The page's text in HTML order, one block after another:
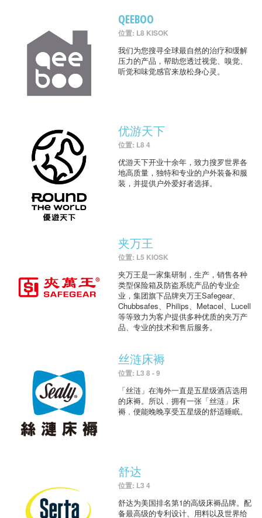
QEEBOO
位置: L8 KISOK
我们为您搜寻全球最自然的治疗和缓解
压力的产品，帮助您透过视觉、嗅觉、
听觉和味觉感官来放松身心灵。
优游天下
位置: L8 4
优游天下开业十余年，致力搜罗世界各
地高质量，独特和专业的户外装备和服
装，并提供户外爱好者选择。
夹万王
位置: L5 KIOSK
夹万王是一家集研制，生产，销售各种
类型保险箱及防盗系统产品的专业企
业，集团旗下品牌夹万王Safegear、
Chubbsafes、Philips、Metacel、Lucell
等等致力为客户提供多种优质的夹万产
品、专业的技术和售后服务。
丝涟床褥
位置: L3 8 - 9
「丝涟」在海外一直是五星级酒店选用
的床褥。所以﹐拥有一张「丝涟」床
褥﹐便能晚晚享受五星级的舒适睡眠。
舒达
位置: L3 4
舒达为美国排名第1的高级床褥品牌。配
备最高级的专利设计、用料以及世界给